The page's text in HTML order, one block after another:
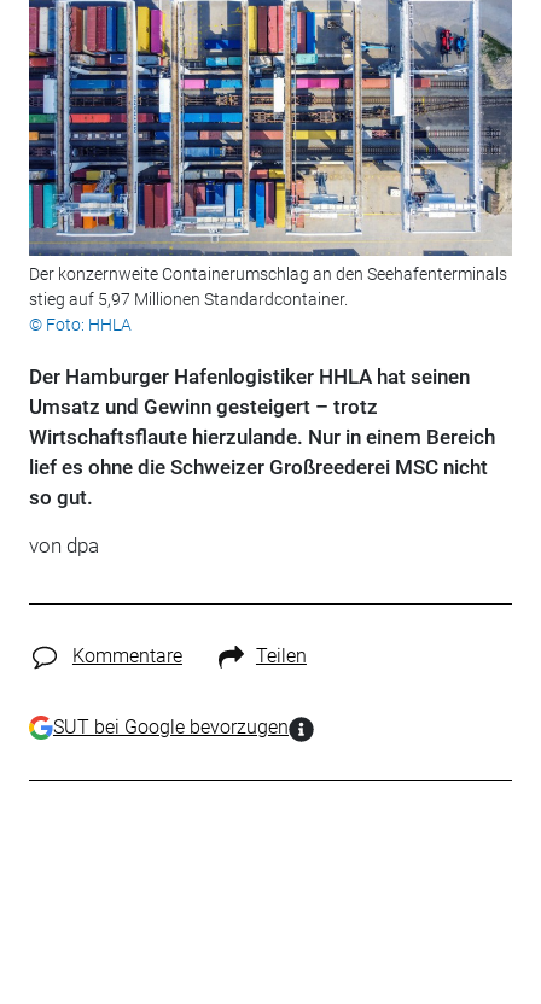
Der konzernweite Containerumschlag an den Seehafenterminals
stieg auf 5,97 Millionen Standardcontainer.
© Foto: HHLA
Der Hamburger Hafenlogistiker HHLA hat seinen
Umsatz und Gewinn gesteigert – trotz
Wirtschaftsflaute hierzulande. Nur in einem Bereich
lief es ohne die Schweizer Großreederei MSC nicht
so gut.
von dpa
Kommentare Teilen
SUT bei Google bevorzugen